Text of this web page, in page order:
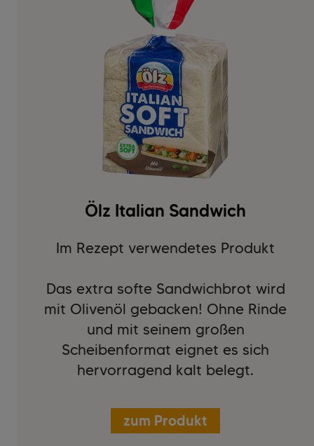
Ölz Italian Sandwich
Im Rezept verwendetes Produkt
Das extra softe Sandwichbrot wird
mit Olivenöl gebacken! Ohne Rinde
und mit seinem großen
Scheibenformat eignet es sich
hervorragend kalt belegt.
zum Produkt